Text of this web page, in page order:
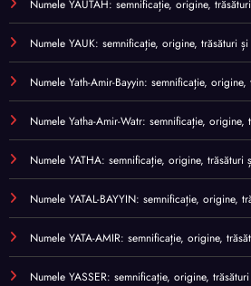
Numele YAUTAH: semnificație, origine,
Numele YAUK: semnificație, origine, trăsături
Numele Yath-Amir-Bayyin: semnificație,
Numele Yatha-Amir-Watr: semnificație, origine,
Numele YATHA: semnificație, origine, trăsături
Numele YATAL-BAYYIN: semnificație, origine,
Numele YATA-AMIR: semnificație, origine,
Numele YASSER: semnificație, origine,